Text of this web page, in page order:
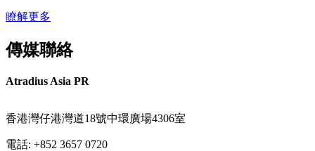
瞭解更多
傳媒聯絡
Atradius Asia PR
香港灣仔港灣道18號中環廣場4306室
電話: +852 3657 0720